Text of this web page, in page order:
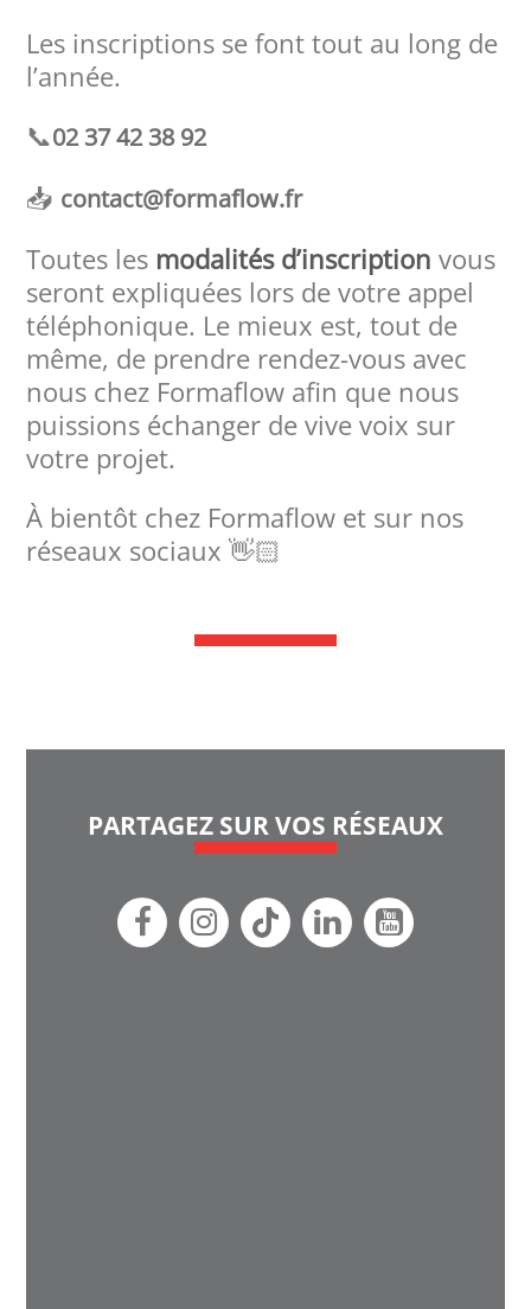
Les inscriptions se font tout au long de
l’année.
📞02 37 42 38 92
📥 contact@formaflow.fr
Toutes les modalités d’inscription vous
seront expliquées lors de votre appel
téléphonique. Le mieux est, tout de
même, de prendre rendez-vous avec
nous chez Formaflow afin que nous
puissions échanger de vive voix sur
votre projet.
À bientôt chez Formaflow et sur nos
réseaux sociaux 👋🏻
PARTAGEZ SUR VOS RÉSEAUX